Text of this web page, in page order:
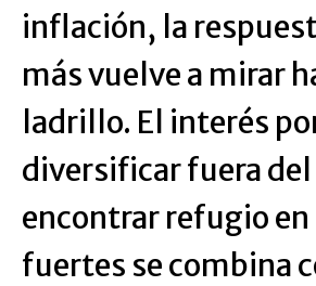
inflación, la
más vuelve a mirar
ladrillo. El interés
diversificar fuera del
encontrar refugio
fuertes se combina